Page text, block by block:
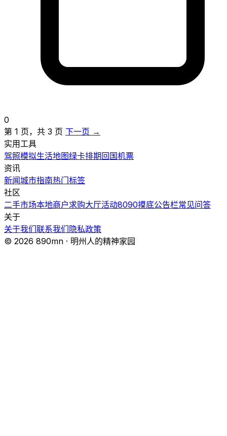
0
第 1 页，共 3 页 下一页 →
实用工具
驾照模拟生活地图绿卡排期回国机票
资讯
新闻城市指南热门标签
社区
二手市场本地商户求购大厅活动8090摸底公告栏常见问答
关于
关于我们联系我们隐私政策
© 2026 890mn · 明州人的精神家园